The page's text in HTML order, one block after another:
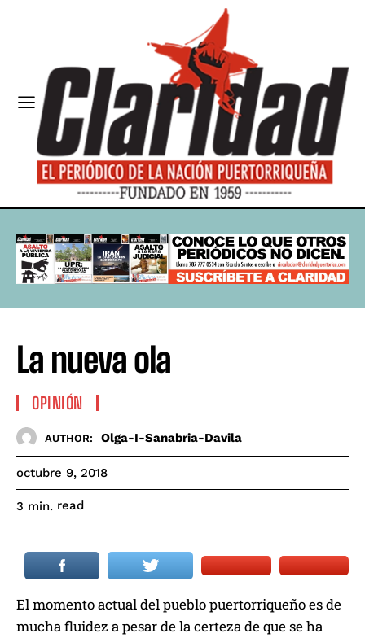
La nueva ola
OPINIÓN
AUTHOR: Olga-I-Sanabria-Davila
octubre 9, 2018
3 min. read
El momento actual del pueblo puertorriqueño es de
mucha fluidez a pesar de la certeza de que se ha